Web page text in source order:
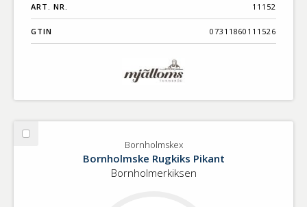
ART. NR. 11152
GTIN 07311860111526
Välj
Bornholmskex
Bornholmske Rugkiks Pikant
Bornholmerkiksen